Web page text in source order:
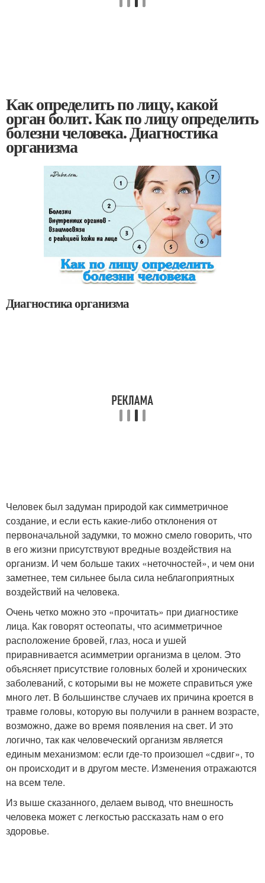
Как определить по лицу, какой
орган болит. Как по лицу определить
болезни человека. Диагностика
организма
Диагностика организма
Человек был задуман природой как симметричное
создание, и если есть какие-либо отклонения от
первоначальной задумки, то можно смело говорить, что
в его жизни присутствуют вредные воздействия на
организм. И чем больше таких «неточностей», и чем они
заметнее, тем сильнее была сила неблагоприятных
воздействий на человека.
Очень четко можно это «прочитать» при диагностике
лица. Как говорят остеопаты, что асимметричное
расположение бровей, глаз, носа и ушей
приравнивается асимметрии организма в целом. Это
объясняет присутствие головных болей и хронических
заболеваний, с которыми вы не можете справиться уже
много лет. В большинстве случаев их причина кроется в
травме головы, которую вы получили в раннем возрасте,
возможно, даже во время появления на свет. И это
логично, так как человеческий организм является
единым механизмом: если где-то произошел «сдвиг», то
он происходит и в другом месте. Изменения отражаются
на всем теле.
Из выше сказанного, делаем вывод, что внешность
человека может с легкостью рассказать нам о его
здоровье.